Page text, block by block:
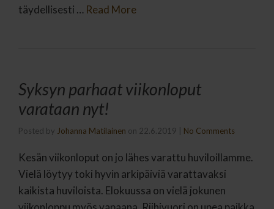
täydellisesti … Read More
Syksyn parhaat viikonloput
varataan nyt!
Posted by Johanna Matilainen on 22.6.2019 No Comments
Kesän viikonloput on jo lähes varattu huviloillamme.
Vielä löytyy toki hyvin arkipäiviä varattavaksi
kaikista huviloista. Elokuussa on vielä jokunen